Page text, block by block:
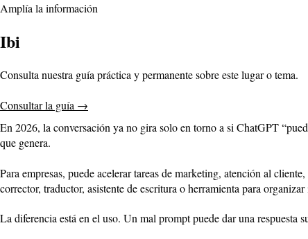
Amplía la información
Ibi
Consulta nuestra guía práctica y permanente sobre este lugar o tema.
Consultar la guía →
En 2026, la conversación ya no gira solo en torno a si ChatGPT
que genera.
Para empresas, puede acelerar tareas de marketing, atención al
corrector, traductor, asistente de escritura o herramienta para organizar
La diferencia está en el uso. Un mal prompt puede dar una